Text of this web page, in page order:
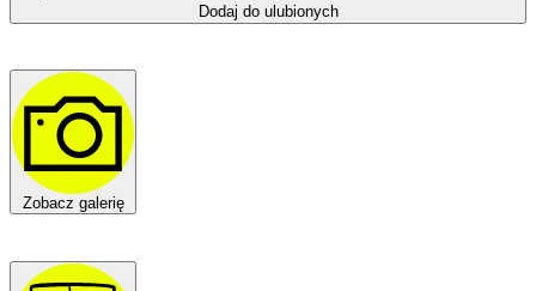
Dodaj do ulubionych
Zobacz galerię